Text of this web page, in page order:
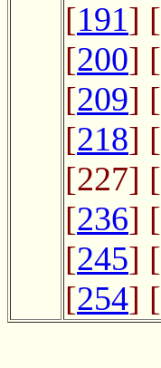
[191] [
[200] [
[209] [
[218] [
[227] [
[236] [
[245] [
[254] [